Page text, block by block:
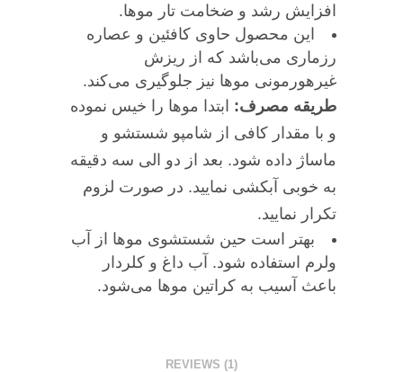
افزایش رشد و ضخامت تار موها.
این محصول حاوی کافئین و عصاره
رزماری می‌باشد که از ریزش
غیرهورمونی موها نیز جلوگیری می‌کند.
طریقه مصرف: ابتدا موها را خیس نموده
و با مقدار کافی از شامپو شستشو و
ماساژ داده شود. بعد از دو الی سه دقیقه
به خوبی آبکشی نمایید. در صورت لزوم
تکرار نمایید.
بهتر است حین شستشوی موها از آب
ولرم استفاده شود. آب داغ و کلردار
باعث آسیب به کراتین موها می‌شود.
REVIEWS (1)